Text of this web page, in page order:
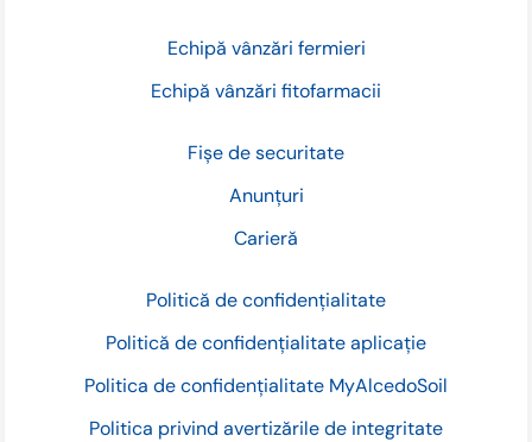
Fișe de securitate
Anunțuri
Carieră
Politică de confidențialitate
Politică de confidențialitate aplicație
Politica de confidențialitate MyAlcedoSoil
Politica privind avertizările de integritate
Echipă vânzări fermieri
Echipă vânzări fitofarmacii